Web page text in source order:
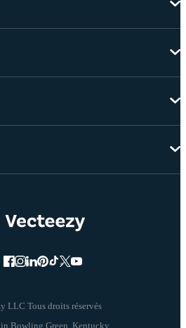
LLC Tous droits réservés